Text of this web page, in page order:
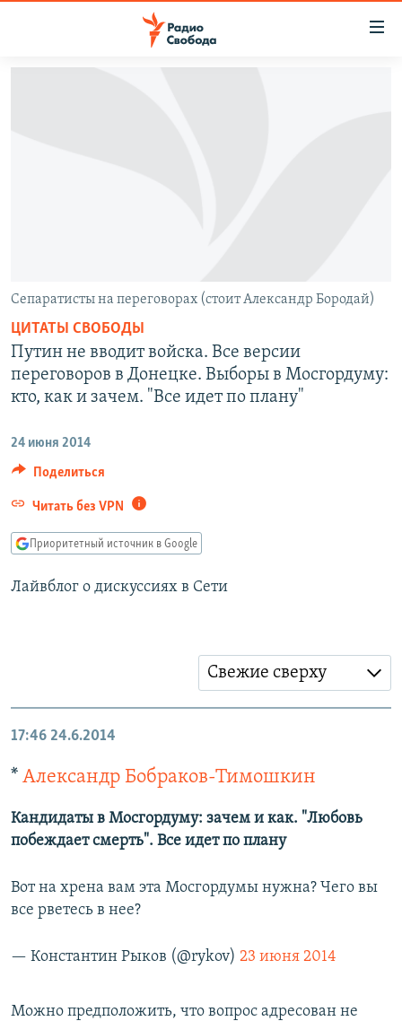
упрощенного
навигации
Вернутся
поиску
IDEL.РЕАЛИИ
КАВКАЗ.РЕАЛИИ
СЕВЕР.РЕАЛИИ
СИБИРЬ.РЕАЛИИ
ПОДПИШИТЕСЬ НА РАССЫЛКУ
СОЦИАЛЬНЫЕ СЕТИ
Сепаратисты на переговорах (стоит Александр Бородай)
ЦИТАТЫ СВОБОДЫ
Путин не вводит войска. Все версии
переговоров в Донецке. Выборы в Мосгордуму:
кто, как и зачем. "Все идет по плану"
24 июня 2014
Поделиться
Читать без VPN
Приоритетный источник в Google
Лайвблог о дискуссиях в Сети
Свежие сверху
17:46 24.6.2014
* Александр Бобраков-Тимошкин
Кандидаты в Мосгордуму: зачем и как. "Любовь
побеждает смерть". Все идет по плану
Вот на хрена вам эта Мосгордумы нужна? Чего вы
все рветесь в нее?
— Константин Рыков (@rykov) 23 июня 2014
Можно предположить, что вопрос адресован не